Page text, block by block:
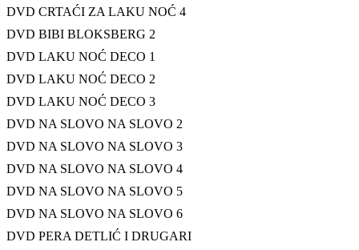
DVD CRTAĆI ZA LAKU NOĆ 4
DVD BIBI BLOKSBERG 2
DVD LAKU NOĆ DECO 1
DVD LAKU NOĆ DECO 2
DVD LAKU NOĆ DECO 3
DVD NA SLOVO NA SLOVO 2
DVD NA SLOVO NA SLOVO 3
DVD NA SLOVO NA SLOVO 4
DVD NA SLOVO NA SLOVO 5
DVD NA SLOVO NA SLOVO 6
DVD PERA DETLIĆ I DRUGARI